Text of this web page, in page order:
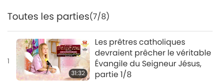
Toutes les parties(7/8)
1
31:32
Les prêtres catholiques
devraient prêcher le véritable
Évangile du Seigneur Jésus,
partie 1/8